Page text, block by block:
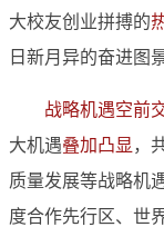
大校友创业拼搏的
日新月异的奋进图
战略机遇空前
大机遇叠加凸显 ，
质量发展等战略机
度合作先行区、世